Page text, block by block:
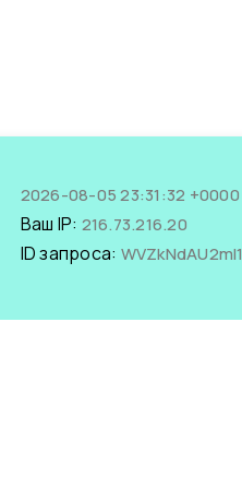
2026-08-05 23:31:32 +0000
Ваш IP: 216.73.216.20
ID запроса: WVZkNdAU2mI1